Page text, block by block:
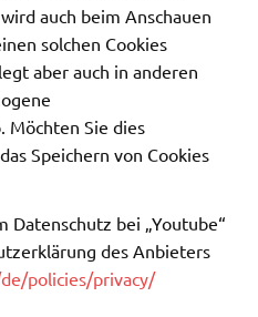
auch beim Anschauen
solchen Cookies
aber auch in anderen
Möchten Sie dies
Speichern von Cookies
bei „Youtube“
des Anbieters
policies/privacy/